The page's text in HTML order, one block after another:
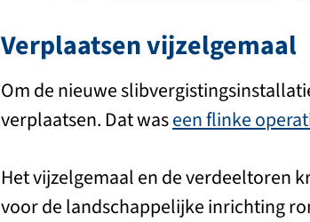
Verplaatsen vijzelgemaal
Om de nieuwe
verplaatsen. Dat waseen flinke
Het vijzelgemaal en de verdeeltoren
voor de landschappelijke inrichting